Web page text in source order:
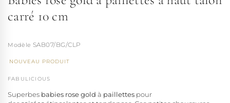
carré 10 cm
SAB07/BG/CLP
NOUVEAU PRODUIT
FABULICIOUS
Superbes babies rose gold à paillettes pour